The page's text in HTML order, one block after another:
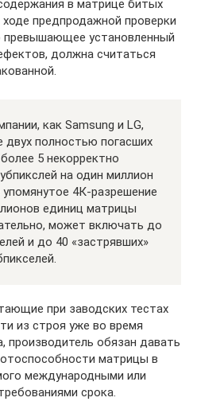
в матрице битых
предпродажной проверки
установленный
должна считаться
как Samsung и LG,
двух полностью погасших
5 некорректно
на один миллион
4К-разрешение
единиц матрицы
может включать до
и до 40 «застрявших»
при заводских тестах
из строя уже во время
производитель обязан давать
матрицы в
международными или
срока.